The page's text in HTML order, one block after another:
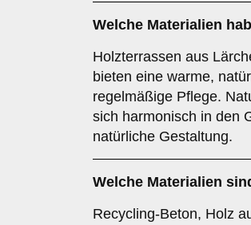
Welche Materialien
Holzterrassen aus
bieten eine warme,
regelmäßige Pflege.
sich harmonisch in den
natürliche Gestaltung.
Welche Materialien
Recycling-Beton, Holz